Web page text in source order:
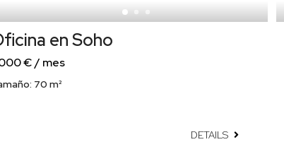
en Soho
€ / mes
70 m²
DETAILS